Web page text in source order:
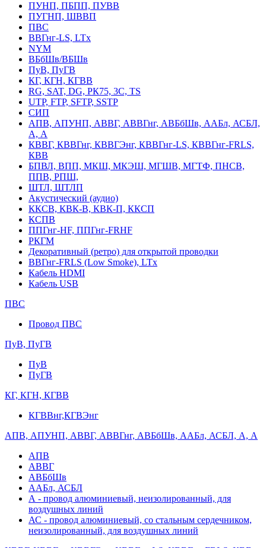
ПУНП, ПБПП, ПУВВ
ПУГНП, ШВВП
ПВС
ВВГнг-LS, LTx
NYM
ВБбШв/ВБШв
ПуВ, ПуГВ
КГ, КГН, КГВВ
RG, SAT, DG, РК75, 3С, TS
UTP, FTP, SFTP, SSTP
СИП
АПВ, АПУНП, АВВГ, АВВГнг, АВБбШв, ААБл, АСБЛ,
А, А
КВВГ, КВВГнг, КВВГЭнг, КВВГнг-LS, КВВГнг-FRLS,
КВВ
БПВЛ, ВПП, МКШ, МКЭШ, МГШВ, МГТФ, ПНСВ,
ППВ, РПШ,
ШТЛ, ШТЛП
Акустический (аудио)
ККСВ, КВК-В, КВК-П, ККСП
КСПВ
ППГнг-HF, ППГнг-FRHF
РКГМ
Декоративный (ретро) для открытой проводки
ВВГнг-FRLS (Low Smoke), LTx
Кабель HDMI
Кабель USB
ПВС
Провод ПВС
ПуВ, ПуГВ
ПуВ
ПуГВ
КГ, КГН, КГВВ
КГВВнг,КГВЭнг
АПВ, АПУНП, АВВГ, АВВГнг, АВБбШв, ААБл, АСБЛ, А, А
АПВ
АВВГ
АВБбШв
ААБл, АСБЛ
А - провод алюминиевый, неизолированный, для
воздушных линий
АС - провод алюминиевый, со стальным сердечником,
неизолированный, для воздушных линий